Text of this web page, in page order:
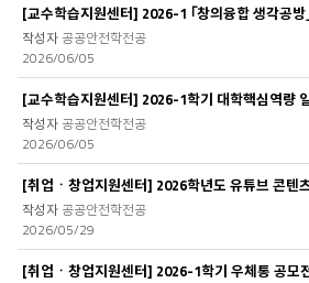
공공안전학전공
2026/06/05
공공안전학전공
2026/06/05
공공안전학전공
2026/05/29
[취업ㆍ창업지원센터] 2026-1학기 우체통 공모